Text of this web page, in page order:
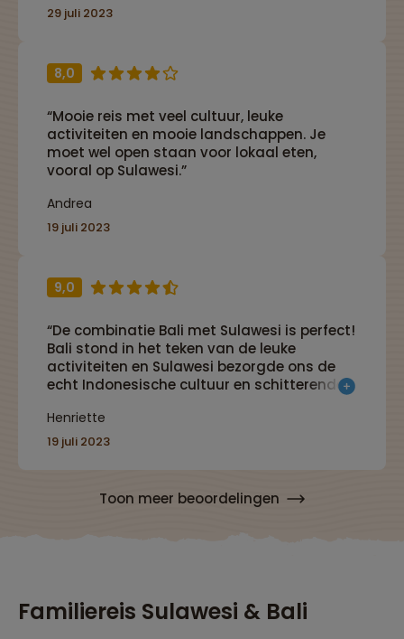
29 juli 2023
8,0
“Mooie reis met veel cultuur, leuke
activiteiten en mooie landschappen. Je
moet wel open staan voor lokaal eten,
vooral op Sulawesi.”
Andrea
19 juli 2023
9,0
“De combinatie Bali met Sulawesi is perfect!
Bali stond in het teken van de leuke
activiteiten en Sulawesi bezorgde ons de
echt Indonesische cultuur en schitterende
familiereis waardevol maken voor het hele
gezin.”
Henriette
19 juli 2023
Toon meer beoordelingen
Familiereis Sulawesi & Bali